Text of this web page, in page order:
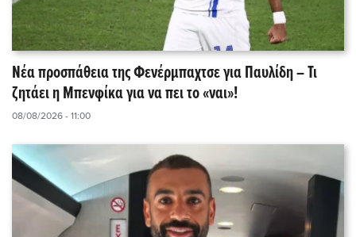
Νέα προσπάθεια της Φενέρμπαχτσε για Παυλίδη – Τι
ζητάει η Μπενφίκα για να πει το «ναι»!
08/08/2026 - 11:00